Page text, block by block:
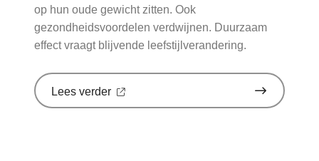
op hun oude gewicht zitten. Ook
gezondheidsvoordelen verdwijnen. Duurzaam
effect vraagt blijvende leefstijlverandering.
Lees verder over